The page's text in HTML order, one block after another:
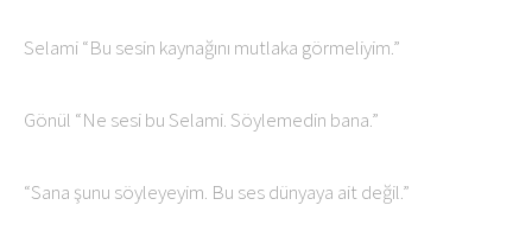
Selami “Bu sesin kaynağını mutlaka görmeliyim.”
Gönül “Ne sesi bu Selami. Söylemedin bana.”
“Sana şunu söyleyeyim. Bu ses dünyaya ait değil.”